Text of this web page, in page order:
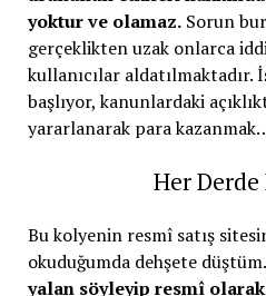
yoktur ve olamaz.Sorun
gerçeklikten uzak onlarca
kullanıcılar aldatılmaktadır.
başlıyor, kanunlardaki
yararlanarak para
Her Derde
Bu kolyenin resmî satış
okuduğumda dehşete düştüm.
yalan söyleyip resmî